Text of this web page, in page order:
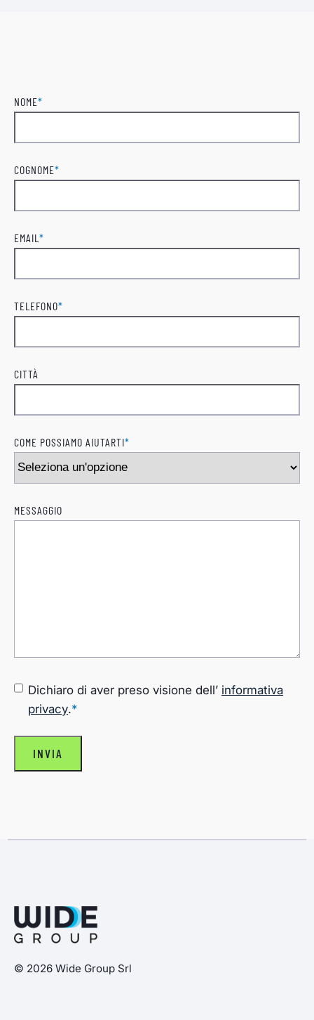
NOME*
COGNOME*
EMAIL *
TELEFONO*
CITTÀ
COME POSSIAMO AIUTARTI*
MESSAGGIO
CONSENSO*
Dichiaro di aver preso visione dell’ informativa
privacy.*
INVIA
© 2026 Wide Group Srl